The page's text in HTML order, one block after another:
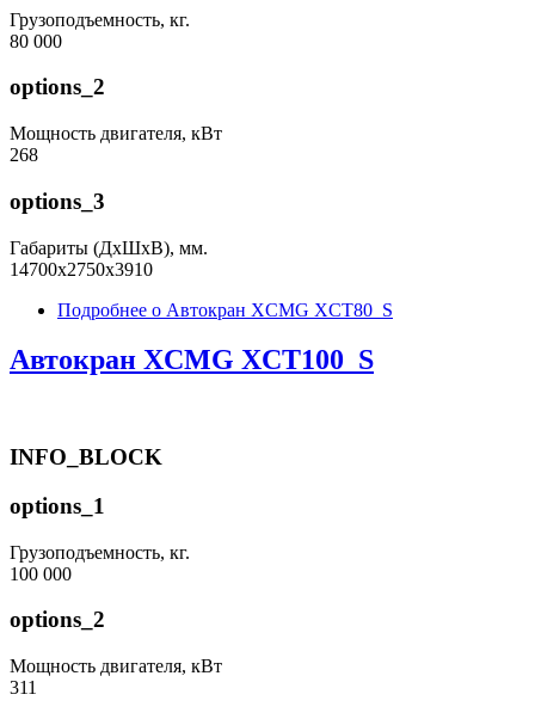
Грузоподъемность, кг.
80 000
options_2
Мощность двигателя, кВт
268
options_3
Габариты (ДхШхВ), мм.
14700x2750x3910
Подробнее о Автокран XCMG XCT80_S
Автокран XCMG XCT100_S
INFO_BLOCK
options_1
Грузоподъемность, кг.
100 000
options_2
Мощность двигателя, кВт
311